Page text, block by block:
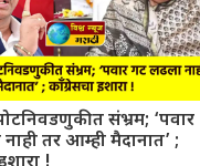
संभ्रम; ‘पवार
तर आम्ही मैदानात’ ;